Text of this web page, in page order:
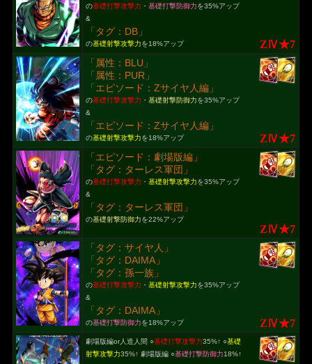
の基礎打撃攻撃力 ・ 基礎打撃防御力を35%アップ
&
「タグ：DB」
の基礎射撃攻撃力を18%アップ ZⅣ★7
「属性：BLU」
「属性：PUR」
「エピソード：Zサイヤ人編」
の基礎打撃攻撃力 ・ 基礎射撃防御力を35%アップ
&
「エピソード：Zサイヤ人編」
の基礎射撃攻撃力を18%アップ ZⅣ★7
「エピソード：劇場版編」
「タグ：ターレス軍団」
の基礎打撃攻撃力 ・ 基礎射撃攻撃力を35%アップ
&
「タグ：ターレス軍団」
の基礎射撃防御力を22%アップ
ZⅣ★7
「タグ：サイヤ人」
「タグ：DAIMA」
「タグ：孫一族」
の基礎打撃攻撃力 ・ 基礎射撃攻撃力を35%アップ
&
「タグ：DAIMA」
の基礎打撃防御力を18%アップ ZⅣ★7
劇場版編or人造人間 ○基礎打撃攻撃力35%↑ ○基礎
射撃攻撃力35%↑ 劇場版編 ○基礎打撃防御力18%↑